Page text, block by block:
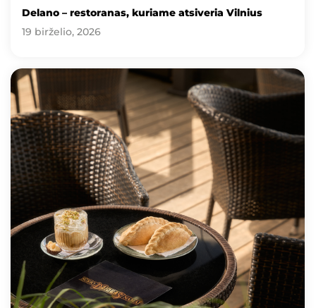
Delano – restoranas, kuriame atsiveria Vilnius
19 birželio, 2026